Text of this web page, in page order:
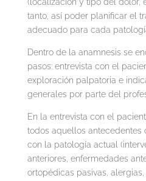
tanto, así poder planificar el
adecuado para cada
Dentro de la anamnesis se
pasos: entrevista con el
exploración palpatoria e
generales por parte del
En la entrevista con el
todos aquellos antecedentes
con la patología actual
anteriores, enfermedades
ortopédicas pasivas,